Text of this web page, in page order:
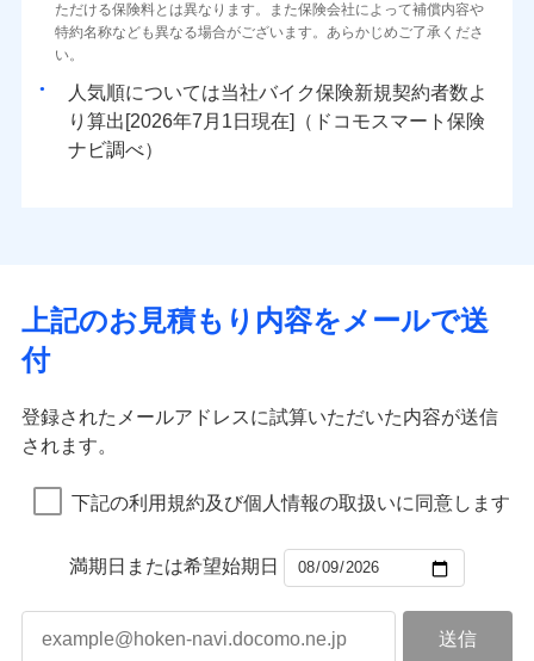
ただける保険料とは異なります。また保険会社によって補償内容や
特約名称なども異なる場合がございます。あらかじめご了承くださ
い。
人気順については当社
新規契約者数よ
り算出[
年 月
日現在]（ドコモスマート保険
ナビ調べ）
上記のお見積もり内容をメールで送
付
登録されたメールアドレスに試算いただいた内容が送信
されます。
下記の利用規約及び個人情報の取扱いに同意します
満期日または希望始期日